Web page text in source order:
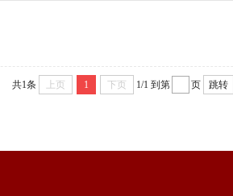
共1条 上页 1 下页 1/1 到第 页 跳转